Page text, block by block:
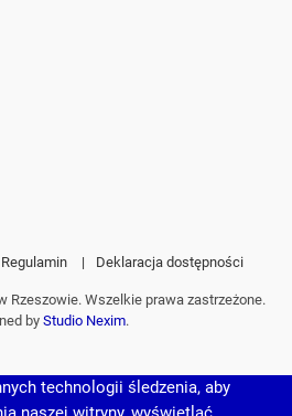
Regulamin | Deklaracja dostępności
Rzeszowie. Wszelkie prawa zastrzeżone.
byStudio Nexim.
technologii śledzenia, aby